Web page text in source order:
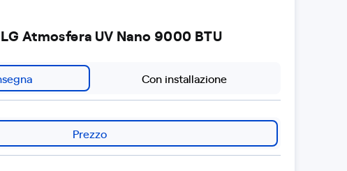
Atmosfera UV Nano 9000 BTU
Con installazione
Prezzo